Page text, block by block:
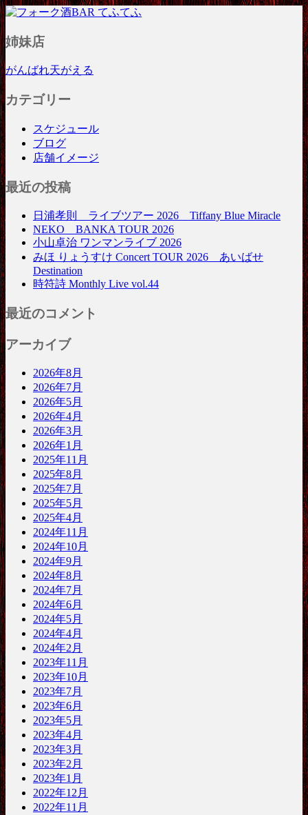
姉妹店
がんばれ天がえる
カテゴリー
スケジュール
ブログ
店舗イメージ
最近の投稿
日浦孝則 ライブツアー 2026 Tiffany Blue Miracle
NEKO BANKA TOUR 2026
小山卓治 ワンマンライブ 2026
みほ りょうすけ Concert TOUR 2026 あいばせ
Destination
時符詩 Monthly Live vol.44
最近のコメント
アーカイブ
2026年8月
2026年7月
2026年5月
2026年4月
2026年3月
2026年1月
2025年11月
2025年8月
2025年7月
2025年5月
2025年4月
2024年11月
2024年10月
2024年9月
2024年8月
2024年7月
2024年6月
2024年5月
2024年4月
2024年2月
2023年11月
2023年10月
2023年7月
2023年6月
2023年5月
2023年4月
2023年3月
2023年2月
2023年1月
2022年12月
2022年11月